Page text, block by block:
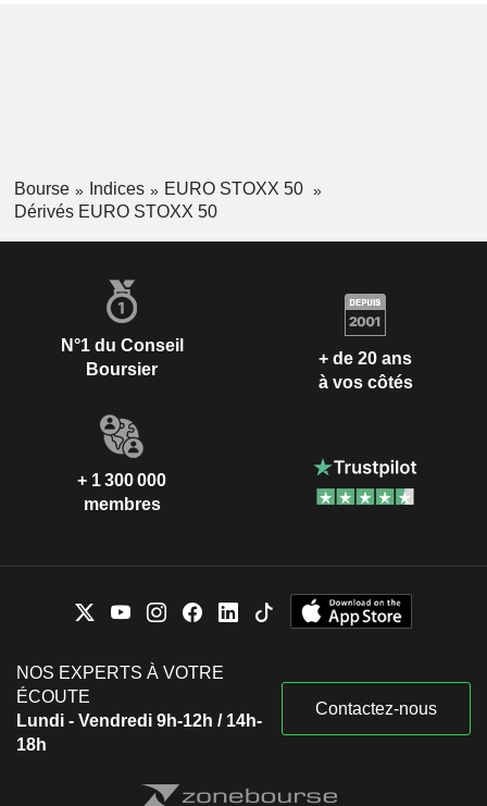
Bourse Indices
EURO STOXX 50
Dérivés EURO STOXX 50
N°1 du Conseil
Boursier
+ de 20 ans
à vos côtés
+ 1 300 000
membres
NOS EXPERTS À VOTRE
ÉCOUTE
Lundi - Vendredi 9h-12h / 14h-
18h
Contactez-nous